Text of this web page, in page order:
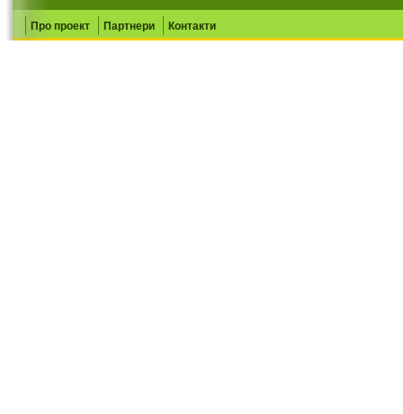
Про проект Партнери Контакти